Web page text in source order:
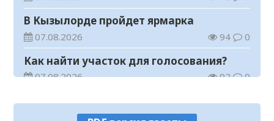
В Кызылорде пройдет ярмарка
07.08.2026 94 0
Как найти участок для голосования?
07.08.2026 92 0
В Кызылординской области
ликвидирована группа нелегальных